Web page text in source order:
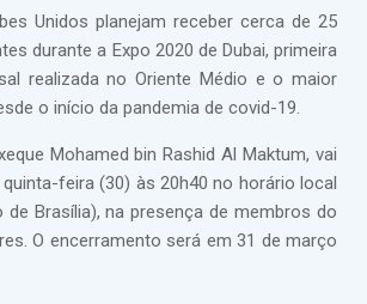
Unidos planejam receber cerca de 25
durante a Expo 2020 de Dubai, primeira
realizada no Oriente Médio e o maior
o início da pandemia de covid-19.
Mohamed bin Rashid Al Maktum, vai
feira (30) às 20h40 no horário local
de Brasília), na presença de membros do
O encerramento será em 31 de março